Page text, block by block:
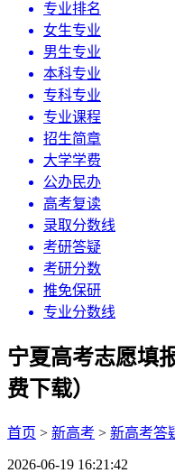
专业排名
女生专业
男生专业
本科专业
专科专业
专业课程
招生简章
大学学费
公办民办
高考复读
录取分数线
考研答疑
考研分数
推免保研
专业分数线
宁夏高考志愿填
费下载）
首页 > 新高考 > 新高考答
2026-06-19 16:21:42